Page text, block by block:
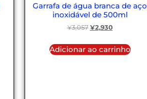
Garrafa de água branca de aço
inoxidável de 500ml
¥3,057 ¥2,930
Adicionar ao carrinho